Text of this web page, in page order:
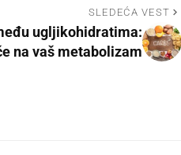
SLEDEĆA VEST
ugljikohidratima:
na vaš metabolizam